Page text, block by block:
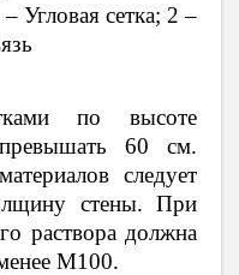
Угловая сетка; 2 –
по высоте
60 см.
следует
стены. При
раствора должна
М100.